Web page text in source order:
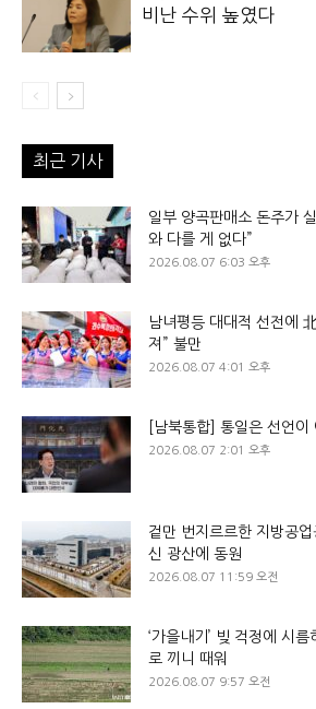
비난 수위 높였다
최근 기사
일부 양곡판매소 돈주가
와 다를 게 없다”
2026.08.07 6:03 오후
남녀평등 대대적 선전에
져” 불만
2026.08.07 4:01 오후
[남북통합] 통일은 선언
2026.08.07 2:01 오후
겉만 번지르르한 지방공
신 광산에 동원
2026.08.07 11:59 오전
‘가을내기’ 빚 걱정에 시
로 끼니 때워
2026.08.07 9:57 오전